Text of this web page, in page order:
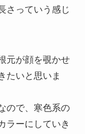
さっていう感じ
元が顔を覗かせ
たいと思いま
ので、寒色系の
ラーにしていき